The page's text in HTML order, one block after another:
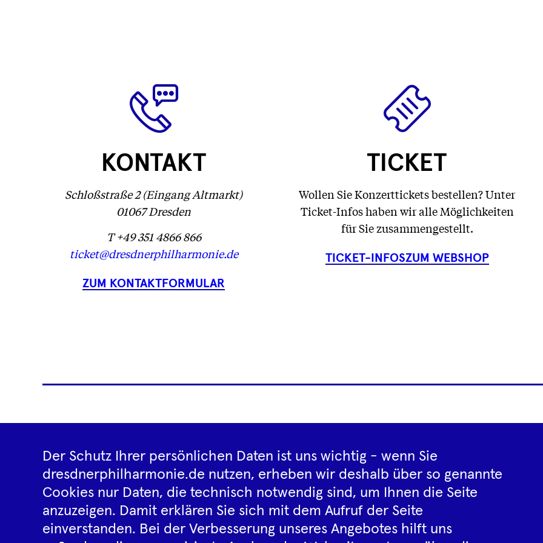
KONTAKT
Schloßstraße 2 (Eingang Altmarkt)
01067 Dresden
T +49 351 4866 866
ticket@dresdnerphilharmonie.de
ZUM KONTAKTFORMULAR
TICKET
Wollen Sie Konzerttickets bestellen? Unter
Ticket-Infos haben wir alle Möglichkeiten
für Sie zusammengestellt.
TICKET-INFOSZUM WEBSHOP
Navigation
TiktokFacebook
Instagram
SpotifyYouTube
Der Schutz Ihrer persönlichen Daten ist uns wichtig - wenn Sie
dresdnerphilharmonie.de nutzen, erheben wir deshalb über so genannte
Cookies nur Daten, die technisch notwendig sind, um Ihnen die Seite
anzuzeigen. Damit erklären Sie sich mit dem Aufruf der Seite
einverstanden. Bei der Verbesserung unseres Angebotes hilft uns